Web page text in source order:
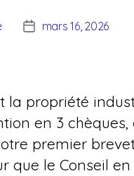
Datemars 16, 2026
la propriété
en 3 chèques,
premier
que le Conseil